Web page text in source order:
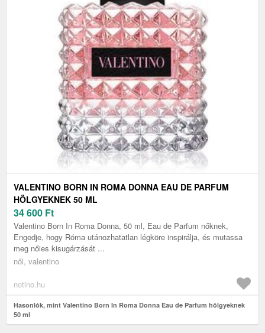
VALENTINO BORN IN ROMA DONNA EAU DE PARFUM
HÖLGYEKNEK 50 ML
34 600 Ft
Valentino Born In Roma Donna, 50 ml, Eau de Parfum nőknek,
Engedje, hogy Róma utánozhatatlan légköre inspirálja, és mutassa
meg nőies kisugárzását ...
női, valentino
notino.hu
Hasonlók, mint Valentino Born In Roma Donna Eau de Parfum hölgyeknek
50 ml